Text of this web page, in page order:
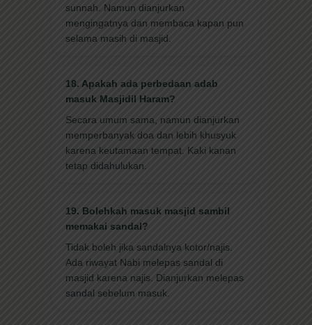
sunnah. Namun dianjurkan
mengingatnya dan membaca kapan pun
selama masih di masjid.
18. Apakah ada perbedaan adab
masuk Masjidil Haram?
Secara umum sama, namun dianjurkan
memperbanyak doa dan lebih khusyuk
karena keutamaan tempat. Kaki kanan
tetap didahulukan.
19. Bolehkah masuk masjid sambil
memakai sandal?
Tidak boleh jika sandalnya kotor/najis.
Ada riwayat Nabi melepas sandal di
masjid karena najis. Dianjurkan melepas
sandal sebelum masuk.